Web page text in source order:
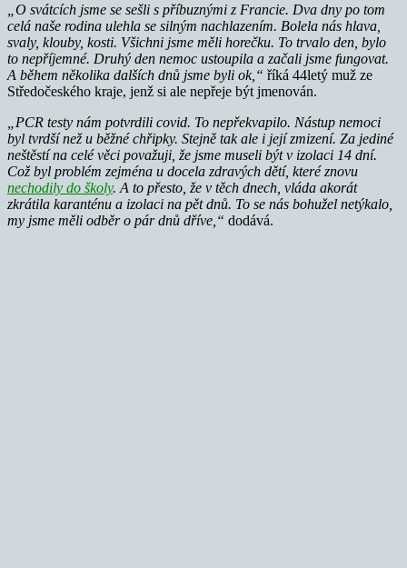
„O svátcích jsme se sešli s příbuznými z Francie. Dva dny po tom
celá naše rodina ulehla se silným nachlazením. Bolela nás hlava,
svaly, klouby, kosti. Všichni jsme měli horečku. To trvalo den, bylo
to nepříjemné. Druhý den nemoc ustoupila a začali jsme fungovat.
A během několika dalších dnů jsme byli ok,“ říká 44letý muž ze
Středočeského kraje, jenž si ale nepřeje být jmenován.
„PCR testy nám potvrdili covid. To nepřekvapilo. Nástup nemoci
byl tvrdší než u běžné chřipky. Stejně tak ale i její zmizení. Za jediné
neštěstí na celé věci považuji, že jsme museli být v izolaci 14 dní.
Což byl problém zejména u docela zdravých dětí, které znovu
nechodily do školy. A to přesto, že v těch dnech, vláda akorát
zkrátila karanténu a izolaci na pět dnů. To se nás bohužel netýkalo,
my jsme měli odběr o pár dnů dříve,“ dodává.